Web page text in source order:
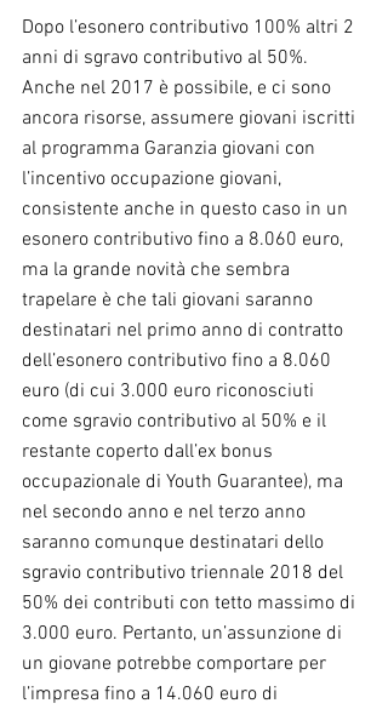
Dopo l’esonero contributivo 100% altri 2
anni di sgravo contributivo al 50%.
Anche nel 2017 è possibile, e ci sono
ancora risorse, assumere giovani iscritti
al programma Garanzia giovani con
l’incentivo occupazione giovani,
consistente anche in questo caso in un
esonero contributivo fino a 8.060 euro,
ma la grande novità che sembra
trapelare è che tali giovani saranno
destinatari nel primo anno di contratto
dell’esonero contributivo fino a 8.060
euro (di cui 3.000 euro riconosciuti
come sgravio contributivo al 50% e il
restante coperto dall’ex bonus
occupazionale di Youth Guarantee), ma
nel secondo anno e nel terzo anno
saranno comunque destinatari dello
sgravio contributivo triennale 2018 del
50% dei contributi con tetto massimo di
3.000 euro. Pertanto, un’assunzione di
un giovane potrebbe comportare per
l’impresa fino a 14.060 euro di